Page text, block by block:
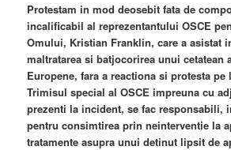
Protestam in mod deosebit fata de
incalificabil al reprezentantului OSCE
Omului, Kristian Franklin, care a asistat
maltratarea si batjocorirea unui cetatean
Europene, fara a reactiona si protesta
Trimisul special al OSCE impreuna cu
prezenti la incident, se fac responsabili,
pentru consimtirea prin neinterventie la
tratamente asupra unui detinut lipsit de